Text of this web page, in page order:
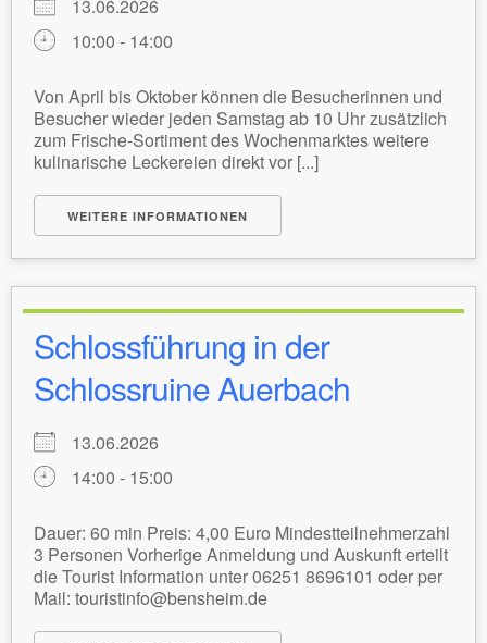
13.06.2026
10:00 - 14:00
Von April bis Oktober können die Besucherinnen und
Besucher wieder jeden Samstag ab 10 Uhr zusätzlich
zum Frische-Sortiment des Wochenmarktes weitere
kulinarische Leckereien direkt vor [...]
WEITERE INFORMATIONEN
Schlossführung in der
Schlossruine Auerbach
13.06.2026
14:00 - 15:00
Dauer: 60 min Preis: 4,00 Euro Mindestteilnehmerzahl
3 Personen Vorherige Anmeldung und Auskunft erteilt
die Tourist Information unter 06251 8696101 oder per
Mail: touristinfo@bensheim.de